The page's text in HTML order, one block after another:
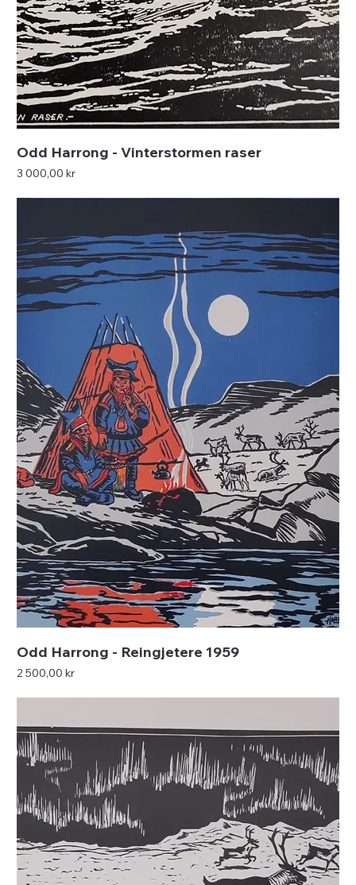
Odd Harrong - Vinterstormen raser
Pris
3 000,00 kr
Odd Harrong - Reingjetere 1959
Pris
2 500,00 kr